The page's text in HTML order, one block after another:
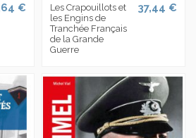
€
Les Crapouillots et
les Engins de
Tranchée Français
de la Grande
Guerre
37,44 €